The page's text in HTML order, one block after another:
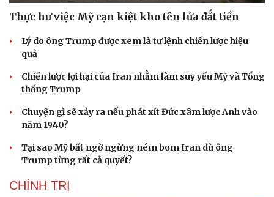
Thực hư việc Mỹ cạn kiệt kho tên lửa đắt tiền
Lý do ông Trump được xem là tư lệnh chiến lược hiệu
quả
Chiến lược lợi hại của Iran nhằm làm suy yếu Mỹ và Tổng
thống Trump
Chuyện gì sẽ xảy ra nếu phát xít Đức xâm lược Anh vào
năm 1940?
Tại sao Mỹ bất ngờ ngừng ném bom Iran dù ông
Trump từng rất cả quyết?
CHÍNH TRỊ